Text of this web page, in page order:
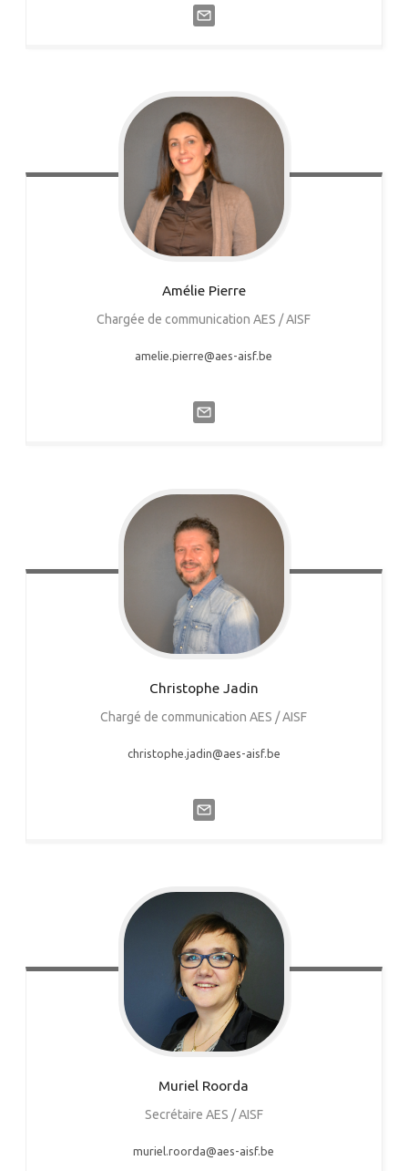
Amélie Pierre
Chargée de communication AES / AISF
amelie.pierre@aes-aisf.be
Christophe Jadin
Chargé de communication AES / AISF
christophe.jadin@aes-aisf.be
Muriel Roorda
Secrétaire AES / AISF
muriel.roorda@aes-aisf.be